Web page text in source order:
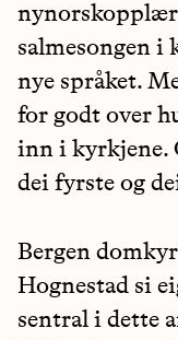
salmesongen
nye språket.
for godt over
inn i kyrkjene.
dei fyrste og
Bergen
Hognestad si
sentral i dette